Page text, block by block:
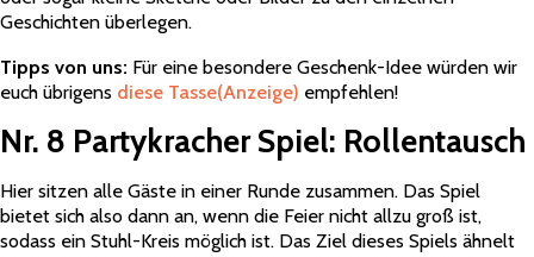
Geschichten überlegen.
Tipps von uns: Für eine besondere Geschenk-Idee würden wir
euch übrigens diese Tasse(Anzeige) empfehlen!
Nr. 8 Partykracher Spiel: Rollentausch
Hier sitzen alle Gäste in einer Runde zusammen. Das Spiel
bietet sich also dann an, wenn die Feier nicht allzu groß ist,
sodass ein Stuhl-Kreis möglich ist. Das Ziel dieses Spiels ähnelt